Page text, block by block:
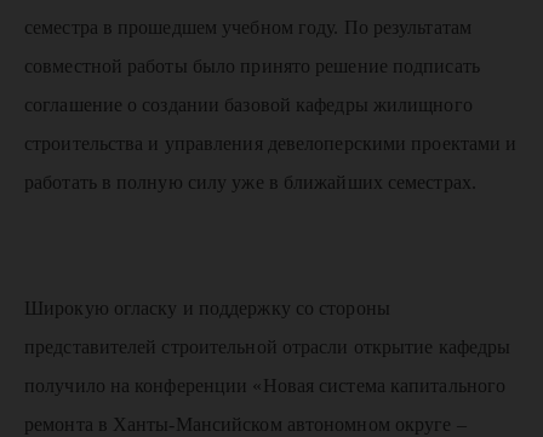
семестра в прошедшем учебном году. По результатам
совместной работы было принято решение подписать
соглашение о создании базовой кафедры жилищного
строительства и управления девелоперскими проектами и
работать в полную силу уже в ближайших семестрах.
Широкую огласку и поддержку со стороны
представителей строительной отрасли открытие кафедры
получило на конференции «Новая система капитального
ремонта в Ханты-Мансийском автономном округе –